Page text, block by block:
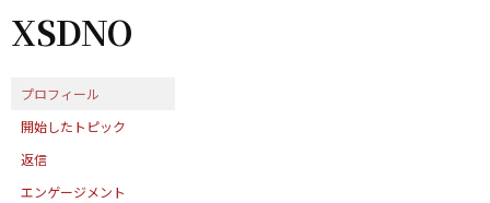
プ
ム
XSDNO
プロフィール
開始したトピック
返信
エンゲージメント